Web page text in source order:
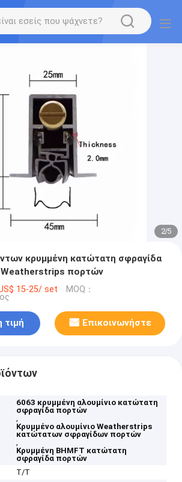
2/5
κρυμμένη κατώτατη σφραγίδα
Weatherstrips πορτών
15-25/ set MOQ：
τιμή Επικοινωνήστε
6063 κρυμμένη αλουμίνιο κατώτατη
σφραγίδα πορτών
,
Κρυμμένο αλουμίνιο Weatherstrips
κατώτατων σφραγίδων πορτών
,
Κρυμμένη BHMFT κατώτατη
σφραγίδα πορτών
T/T